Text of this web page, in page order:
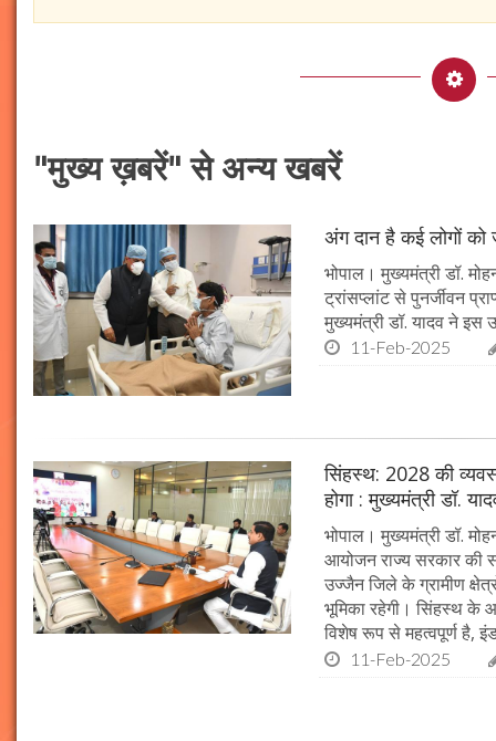
"मुख्य ख़बरें" से अन्य खबरें
अंग दान है कई लोगों को
भोपाल। मुख्यमंत्री डॉ.
ट्रांसप्लांट से पुनर्जीवन
मुख्यमंत्री डॉ. यादव ने इस
11-Feb-2025
सिंहस्थ: 2028 की
होगा : मुख्यमंत्री डॉ.
भोपाल। मुख्यमंत्री डॉ.
आयोजन राज्य सरकार की
उज्जैन जिले के ग्रामीण
भूमिका रहेगी। सिंहस्थ के
विशेष रूप से महत्वपूर्ण है,
11-Feb-2025